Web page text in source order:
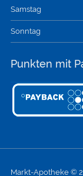
Samstag
Sonntag
Punkten mit
Markt-Apotheke ©